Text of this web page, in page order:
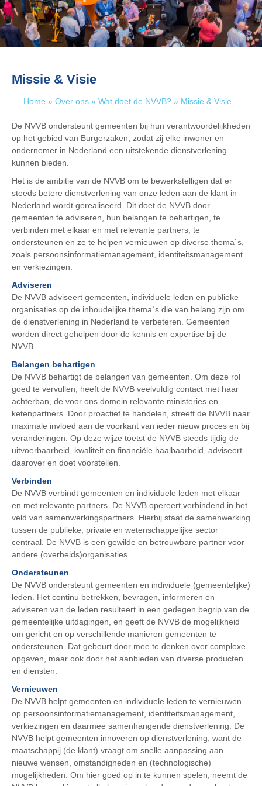
Missie & Visie
Home » Over ons » Wat doet de NVVB? » Missie & Visie
De NVVB ondersteunt gemeenten bij hun verantwoordelijkheden
op het gebied van Burgerzaken, zodat zij elke inwoner en
ondernemer in Nederland een uitstekende dienstverlening
kunnen bieden.
Het is de ambitie van de NVVB om te bewerkstelligen dat er
steeds betere dienstverlening van onze leden aan de klant in
Nederland wordt gerealiseerd. Dit doet de NVVB door
gemeenten te adviseren, hun belangen te behartigen, te
verbinden met elkaar en met relevante partners, te
ondersteunen en ze te helpen vernieuwen op diverse thema`s,
zoals persoonsinformatiemanagement, identiteitsmanagement
en verkiezingen.
Adviseren
De NVVB adviseert gemeenten, individuele leden en publieke
organisaties op de inhoudelijke thema`s die van belang zijn om
de dienstverlening in Nederland te verbeteren. Gemeenten
worden direct geholpen door de kennis en expertise bij de
NVVB.
Belangen behartigen
De NVVB behartigt de belangen van gemeenten. Om deze rol
goed te vervullen, heeft de NVVB veelvuldig contact met haar
achterban, de voor ons domein relevante ministeries en
ketenpartners. Door proactief te handelen, streeft de NVVB naar
maximale invloed aan de voorkant van ieder nieuw proces en bij
veranderingen. Op deze wijze toetst de NVVB steeds tijdig de
uitvoerbaarheid, kwaliteit en financiële haalbaarheid, adviseert
daarover en doet voorstellen.
Verbinden
De NVVB verbindt gemeenten en individuele leden met elkaar
en met relevante partners. De NVVB opereert verbindend in het
veld van samenwerkingspartners. Hierbij staat de samenwerking
tussen de publieke, private en wetenschappelijke sector
centraal. De NVVB is een gewilde en betrouwbare partner voor
andere (overheids)organisaties.
Ondersteunen
De NVVB ondersteunt gemeenten en individuele (gemeentelijke)
leden. Het continu betrekken, bevragen, informeren en
adviseren van de leden resulteert in een gedegen begrip van de
gemeentelijke uitdagingen, en geeft de NVVB de mogelijkheid
om gericht en op verschillende manieren gemeenten te
ondersteunen. Dat gebeurt door mee te denken over complexe
opgaven, maar ook door het aanbieden van diverse producten
en diensten.
Vernieuwen
De NVVB helpt gemeenten en individuele leden te vernieuwen
op persoonsinformatiemanagement, identiteitsmanagement,
verkiezingen en daarmee samenhangende dienstverlening. De
NVVB helpt gemeenten innoveren op dienstverlening, want de
maatschappij (de klant) vraagt om snelle aanpassing aan
nieuwe wensen, omstandigheden en (technologische)
mogelijkheden. Om hier goed op in te kunnen spelen, neemt de